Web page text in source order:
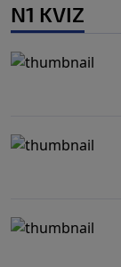
N1 KVIZ